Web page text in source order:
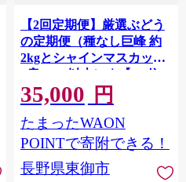
【2回定期便】厳選ぶどう
の定期便（種なし巨峰 約
2kgとシャインマスカット
2房1.1kg以上）｜【JA信
州うえだ】ぶどう 葡萄 大
粒 果物 フルーツ 生食 頒布
会 長野 信州
35,000 円
たまったWAON
POINTで寄附できる！
長野県東御市